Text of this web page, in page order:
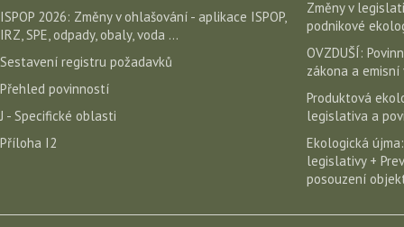
ISPOP 2026: Změny v ohlašování - aplikace ISPOP,
IRZ, SPE, odpady, obaly, voda ...
Sestavení registru požadavků
Přehled povinností
J - Specifické oblasti
Příloha I2
Změny v
podnikové
OVZDUŠÍ:
zákona a emisní
Produktová
legislativa a
Ekologická
legislativy +
posouzení